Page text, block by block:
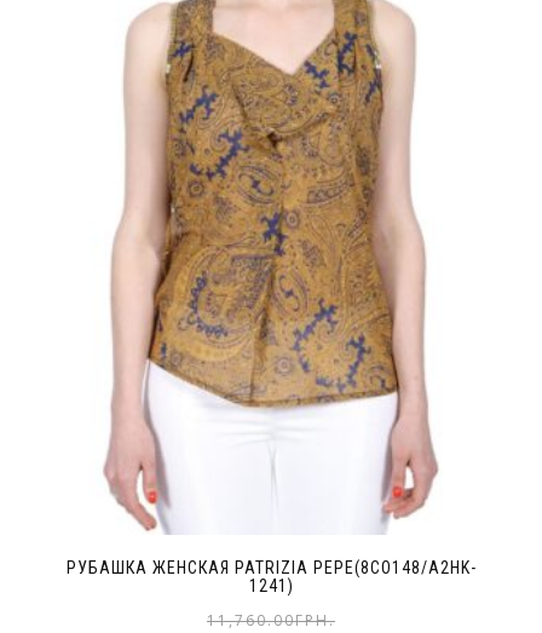
РУБАШКА ЖЕНСКАЯ PATRIZIA PEPE(8CO148/A2HK-
1241)
11,760.00ГРН.